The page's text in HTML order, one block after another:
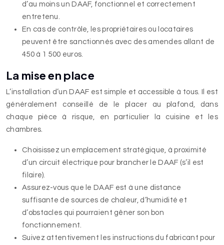
d’au moins un DAAF, fonctionnel et correctement
entretenu.
En cas de contrôle, les propriétaires ou locataires
peuvent être sanctionnés avec des amendes allant de
450 à 1 500 euros.
La mise en place
L’installation d’un DAAF est simple et accessible à tous. Il est
généralement conseillé de le placer au plafond, dans
chaque pièce à risque, en particulier la cuisine et les
chambres.
Choisissez un emplacement stratégique, à proximité
d’un circuit électrique pour brancher le DAAF (s’il est
filaire).
Assurez-vous que le DAAF est à une distance
suffisante de sources de chaleur, d’humidité et
d’obstacles qui pourraient gêner son bon
fonctionnement.
Suivez attentivement les instructions du fabricant pour